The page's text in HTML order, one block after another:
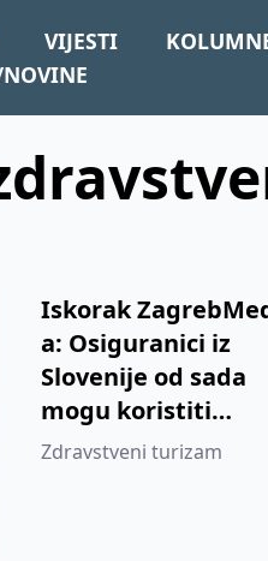
VIJESTI
NOVINE
Iskorak
a: Osiguranici iz
Slovenije od sada
mogu koristiti
medicinske usluge
Zdravstveni turizam